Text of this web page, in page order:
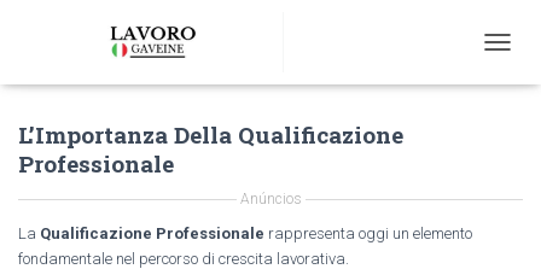
O
N
L’Importanza Della Qualificazione
Professionale
Anúncios
La Qualificazione Professionale rappresenta oggi un elemento
fondamentale nel percorso di crescita lavorativa.